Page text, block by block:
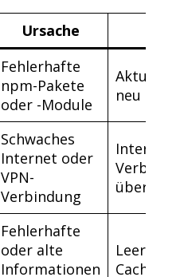
Ursache
Fehlerhafte
npm-Pakete
oder -Module
neu
Schwaches
Internet oder
VPN-
Verbindung
Internet-
Fehlerhafte
oder alte
Informationen
Leeren
Cache